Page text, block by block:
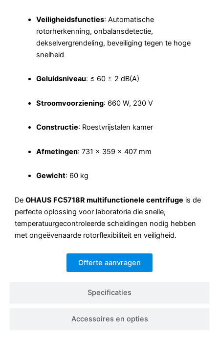
Specificaties
Accessoires en opties
Veiligheidsfuncties: Automatische
rotorherkenning, onbalansdetectie,
dekselvergrendeling, beveiliging tegen te hoge
snelheid
Geluidsniveau: ≤ 60 ± 2 dB(A)
Stroomvoorziening: 660 W, 230 V
Constructie: Roestvrijstalen kamer
Afmetingen: 731 × 359 × 407 mm
Gewicht: 60 kg
De OHAUS FC5718R multifunctionele centrifuge is de
perfecte oplossing voor laboratoria die snelle,
temperatuurgecontroleerde scheidingen nodig hebben
met ongeëvenaarde rotorflexibiliteit en veiligheid.
Offerte aanvragen